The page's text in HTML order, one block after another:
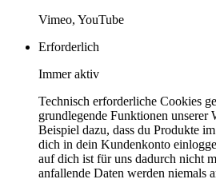
Vimeo, YouTube
Erforderlich
Immer aktiv
Technisch erforderliche Cookies
grundlegende Funktionen unserer
Beispiel dazu, dass du Produkte
dich in dein Kundenkonto
auf dich ist für uns dadurch nicht
anfallende Daten werden niemals